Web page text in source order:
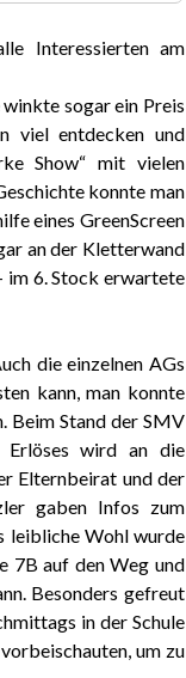
Interessierten am
winkte sogar ein Preis
viel entdecken und
Show“ mit vielen
konnte man
eines GreenScreen
an der Kletterwand
im 6. Stock erwartete
die einzelnen AGs
kann, man konnte
Beim Stand der SMV
wird an die
Elternbeirat und der
gaben Infos zum
leibliche Wohl wurde
7B auf den Weg und
Besonders gefreut
in der Schule
um zu